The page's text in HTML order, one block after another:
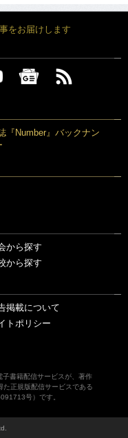
をお届けします
『Number』バックナン
から探す
から探す
掲載について
トポリシー
書籍配信サービスが、著作
た正規版配信サービスである
号）です。